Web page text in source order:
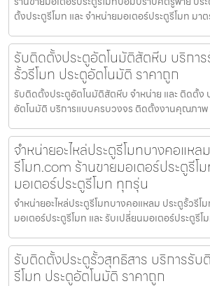
ตั้งประตูรีโมท และ จำหน่ายมอเตอร์ประตูรีโมท มา
รับติดตั้งประตูอัตโนมัติสัตหีบ บริกา
รั้วรีโมท ประตูอัตโนมัติ ราคาถูก
รับติดตั้งประตูอัตโนมัติสัตหีบ จำหน่าย และ ติดตั้ง
อัตโนมัติ บริการแบบครบวงจร ติดตั้งงานคุณภาพ
จำหน่ายอะไหล่ประตูรีโมทบางคอแหล
รีโมท.com ร้านขายมอเตอร์ประตูรีโ
มอเตอร์ประตูรีโมท ทุกรุ่น
จำหน่ายอะไหล่ประตูรีโมทบางคอแหลม ประตูรั้วรีโ
มอเตอร์ประตูรีโมท และ รับเปลี่ยนมอเตอร์ประตูรี
รับติดตั้งประตูรั้วสุทธิสาร บริการรับ
รีโมท ประตูอัตโนมัติ ราคาถูก